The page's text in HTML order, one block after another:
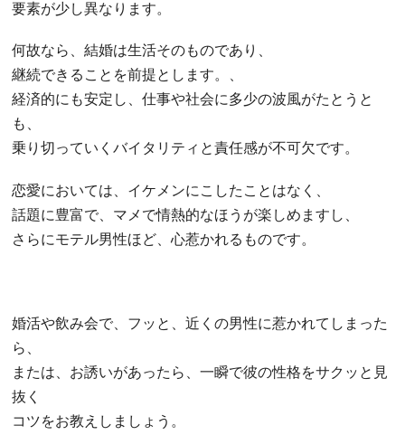
要素が少し異なります。
何故なら、結婚は生活そのものであり、
継続できることを前提とします。、
経済的にも安定し、仕事や社会に多少の波風がたとうと
も、
乗り切っていくバイタリティと責任感が不可欠です。
恋愛においては、イケメンにこしたことはなく、
話題に豊富で、マメで情熱的なほうが楽しめますし、
さらにモテル男性ほど、心惹かれるものです。
婚活や飲み会で、フッと、近くの男性に惹かれてしまった
ら、
または、お誘いがあったら、一瞬で彼の性格をサクッと見
抜く
コツをお教えしましょう。